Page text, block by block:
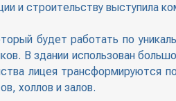
и строительству выступила
будет работать по
В здании использован
лицея трансформируются
холлов и залов.